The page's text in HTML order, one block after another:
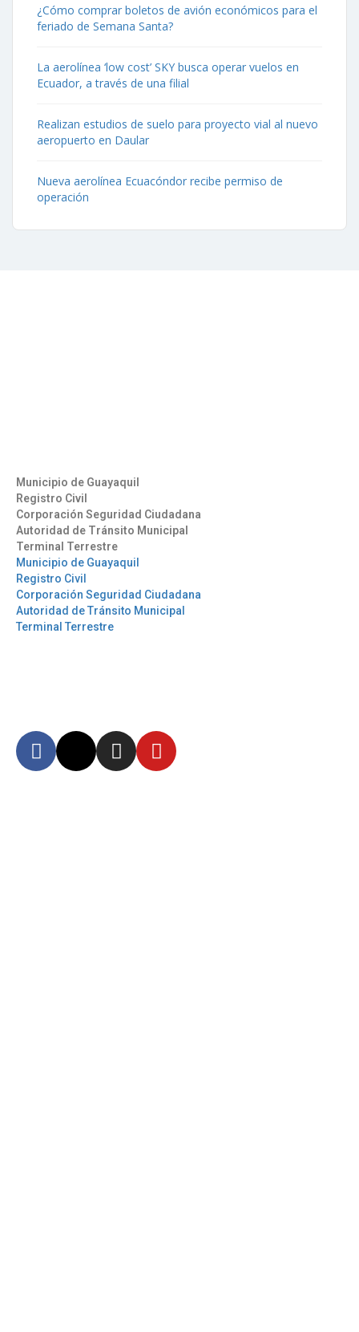
¿Cómo comprar boletos de avión económicos para el
feriado de Semana Santa?
La aerolínea ‘low cost’ SKY busca operar vuelos en
Ecuador, a través de una filial
Realizan estudios de suelo para proyecto vial al nuevo
aeropuerto en Daular
Nueva aerolínea Ecuacóndor recibe permiso de
operación
Municipio de Guayaquil
Registro Civil
Corporación Seguridad Ciudadana
Autoridad de Tránsito Municipal
Terminal Terrestre
Municipio de Guayaquil
Registro Civil
Corporación Seguridad Ciudadana
Autoridad de Tránsito Municipal
Terminal Terrestre